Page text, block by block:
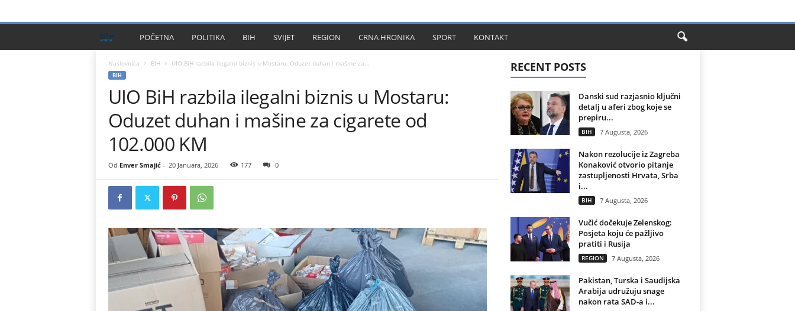
I
H
P
l
u
POČETNA POLITIKA BIH SVIJET REGION CRNA HRONIKA SPORT KONTAKT
Naslovnica BIH UIO BiH razbila ilegalni biznis u Mostaru: Oduzet duhan i mašine za...
BIH
UIO BiH razbila ilegalni biznis u Mostaru:
Oduzet duhan i mašine za cigarete od
102.000 KM
Od Enver Smajić- 20 Januara, 2026 177 0
RECENT POSTS
Danski sud razjasnio ključni
detalj u aferi zbog koje se
prepiru...
BIH 7 Augusta, 2026
Nakon rezolucije iz Zagreba
Konaković otvorio pitanje
zastupljenosti Hrvata, Srba
i...
BIH 7 Augusta, 2026
Vučić dočekuje Zelenskog:
Posjeta koju će pažljivo
pratiti i Rusija
REGION 7 Augusta, 2026
Pakistan, Turska i Saudijska
Arabija udružuju snage
nakon rata SAD-a i...